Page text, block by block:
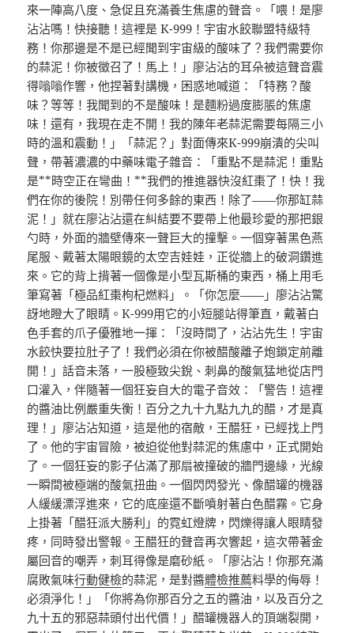
來一陣高八度、急促且充滿養生焦慮的聲音。「喂！是廖
沾沾嗎！快接聽！這裡是 K-999！宇宙水餃聯盟特級特
務！你那邊是不是已經聞到宇宙級的酸味了？我們需要你
的蒜泥！你被徵召了！馬上！」廖沾沾的耳朵被這聲音震
得嗡嗡作響，他捏著對講機，困惑地喊道：「特務？酸
味？等等！我聞到的不是酸味！是麵粉過度膨脹的焦慮
味！還有，我現在走不開！我的陳年老蒜泥需要每隔三小
時的溫和震動！」「蒜泥？」對面傳來K-999崩潰的尖叫
聲，帶著濃濃的中藥味電子雜音：「重點不是蒜泥！重點
是**時空正在彎曲！**我們的推進器快沒紅棗了！快！我
們在你的後院！別帶任何多餘的東西！除了——你那缸蒜
泥！」就在廖沾沾還在糾結要不要帶上他最珍愛的那把銀
勺時，外面的牆壁傳來一聲巨大的撞擊。一個穿著黑色燕
尾服、戴著太陽眼鏡的太空吉娃娃，正從牆上的破洞鑽進
來。它的背上揹著一個像是小型瓦斯桶的東西，桶上用毛
筆寫著「極品紅棗枸杞燃料」。「你怎麼——」廖沾沾驚
訝地瞪大了眼睛。K-999用它的小短腿站得筆直，戴著白
色手套的爪子優雅地一揮：「沒時間了，沾沾先生！宇宙
水餃快要拉肚子了！我們必須在你被醋酸離子炮鎖定前離
開！」話音未落，一股極致尖銳、刺鼻的酸氣猛地從店門
口灌入，伴隨著一個狂妄自大的電子音效：「警告！這裡
的醬油比例嚴重失衡！百分之九十九點九九的醋，才是真
理！」廖沾沾知道，這是他的宿敵，王醋狂，已經找上門
了。他的宇宙冒險，被迫從他對蒜泥的焦慮中，正式開始
了。一個狂妄的影子佔滿了那扇被撞破的牆門邊緣，光線
一瞬間被極端的酸氣扭曲。一個閃閃發光、像醋罐的機器
人緩緩漂浮進來，它的底座還不斷噴射著白色醋霧。它身
上掛著「醋狂派大勝利」的霓虹燈牌，閃爍得讓人眼睛發
疼，同時發出警報。王醋狂的聲音再次響起，這次帶著金
屬回音的嘲弄，刺耳得像是磨砂紙。「廖沾沾！你那充滿
腐敗氣味行動健檢的蒜泥，是對醬體檢推薦料學的侮辱！
必須淨化！」「你將為你那百分之五的醬油，以及百分之
九十五的邪惡蒜頭付出代價！」醋罐機器人的頂端裂開，